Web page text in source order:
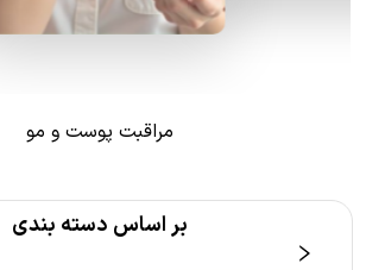
مراقبت پوست و مو
بر اساس دسته بندی